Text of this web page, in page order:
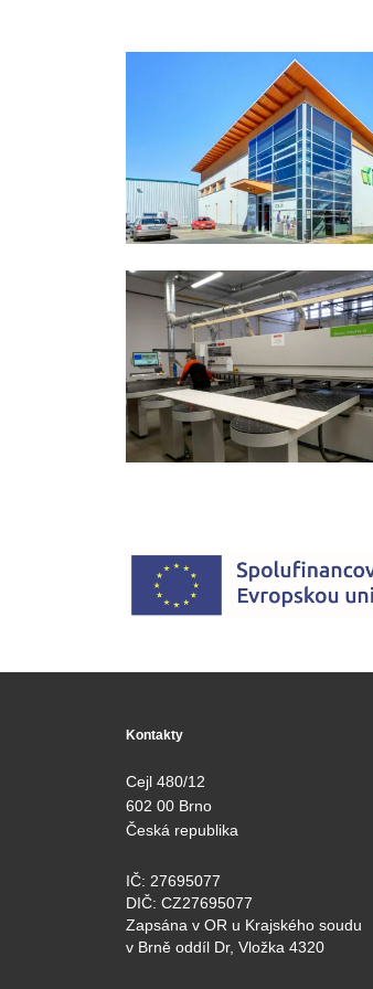
Kontakty
Cejl 480/12
602 00 Brno
Česká republika
IČ: 27695077
DIČ: CZ27695077
Zapsána v OR u Krajského soudu
v Brně oddíl Dr, Vložka 4320